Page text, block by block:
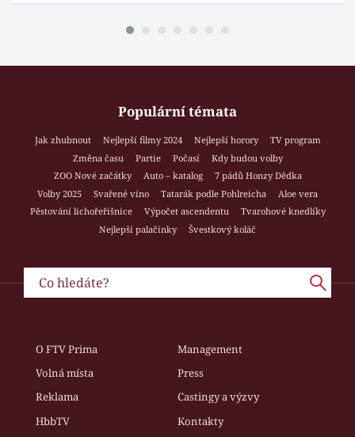
Populární témata
Jak zhubnout Nejlepší filmy 2024 Nejlepší horory
TV program
Změna času
Partie Počasí
Kdy budou volby
ZOO Nové začátky
Auto – katalog
7 pádů Honzy Dědka
Volby 2025
Svařené víno Tatarák podle Pohlreicha
Aloe vera
Pěstování lichořeřišnice
Výpočet ascendentu
Tvarohové knedlíky
Nejlepší palačinky
Švestkový koláč
O FTV Prima
Management
Volná místa
Press
Reklama
Castingy a výzvy
HbbTV
Kontakty